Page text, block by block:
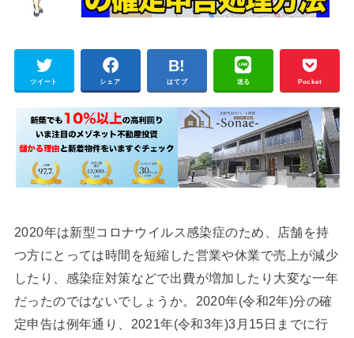
ツイート シェア はてブ 送る Pocket
2020年は新型コロナウイルス感染症のため、店舗を持
つ方にとっては時間を短縮した営業や休業で売上が減少
したり、感染症対策などで出費が増加したり大変な一年
だったのではないでしょうか。2020年(令和2年)分の確
定申告は例年通り、2021年(令和3年)3月15日までに行